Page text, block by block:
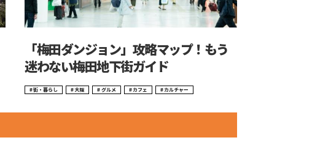
「梅田ダンジョン」攻略マップ！もう
迷わない梅田地下街ガイド
街・暮らし 大阪 グルメ カフェ カルチャー